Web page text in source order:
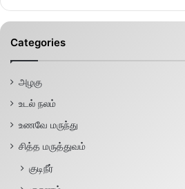
Categories
அழகு
உடல் நலம்
உணவே மருந்து
சித்த மருத்துவம்
குடிநீர்